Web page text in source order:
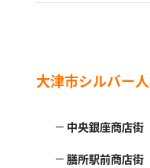
大津市シルバー
中央銀座商店街
膳所駅前商店街